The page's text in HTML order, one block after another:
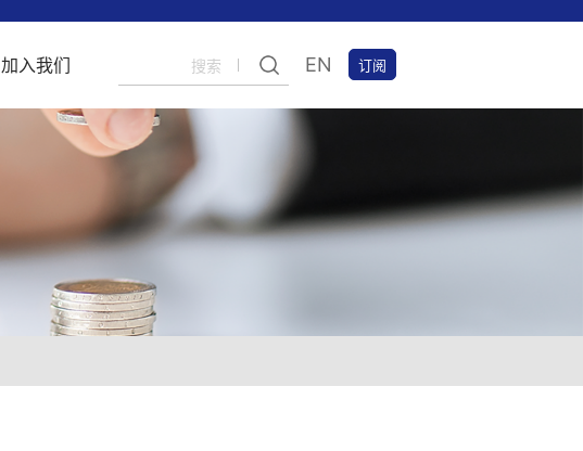
管理团队
上市咨询
基金投资程序
并购月报
社区服务
加入我们
培训学习
EN 订阅